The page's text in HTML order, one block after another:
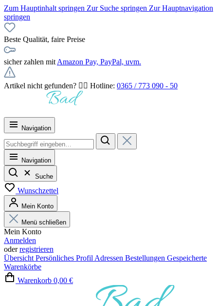
Zum Hauptinhalt springen Zur Suche springen Zur Hauptnavigation
springen
Beste Qualität, faire Preise
sicher zahlen mit Amazon Pay, PayPal, uvm.
Artikel nicht gefunden? 👉🏻 Hotline: 0365 / 773 090 - 50
Navigation
Navigation
Suche
Wunschzettel
Mein Konto
Menü schließen
Mein Konto
Anmelden
oderregistrieren
Übersicht Persönliches Profil Adressen Bestellungen Gespeicherte
Warenkörbe
Warenkorb 0,00 €